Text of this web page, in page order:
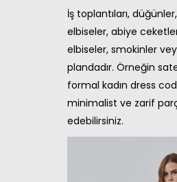
İş toplantıları,
elbiseler, abiye
elbiseler, smokinler
plandadır. Örneğin
formal kadın dress
minimalist ve zarif
edebilirsiniz.